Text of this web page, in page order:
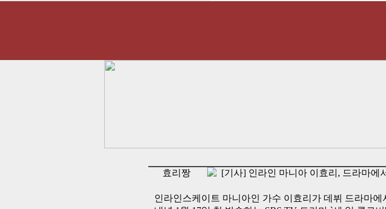
효리짱 [기사] 인라인 마니아 이효리, 드라마에
인라인스케이트 마니아인 가수 이효리가 데뷔 드라마에